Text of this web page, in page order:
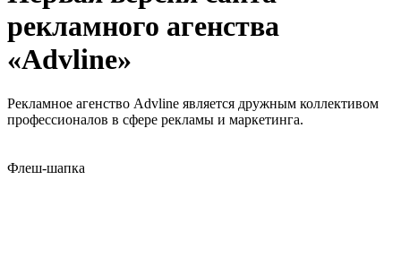
рекламного агенства
«Advline»
Рекламное агенство Advline является дружным коллективом
профессионалов в сфере рекламы и маркетинга.
Флеш-шапка